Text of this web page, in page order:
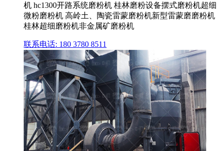
机 hc1300开路系统磨粉机 桂林磨粉设备摆式磨粉机超细
微粉磨粉机 高岭土、陶瓷雷蒙磨粉机新型雷蒙磨磨粉机
桂林超细磨粉机非金属矿磨粉机
联系电话: 180 3780 8511